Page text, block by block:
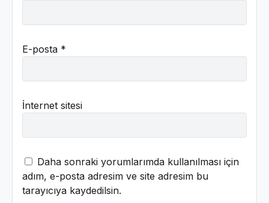
E-posta *
İnternet sitesi
Daha sonraki yorumlarımda kullanılması için
adım, e-posta adresim ve site adresim bu
tarayıcıya kaydedilsin.